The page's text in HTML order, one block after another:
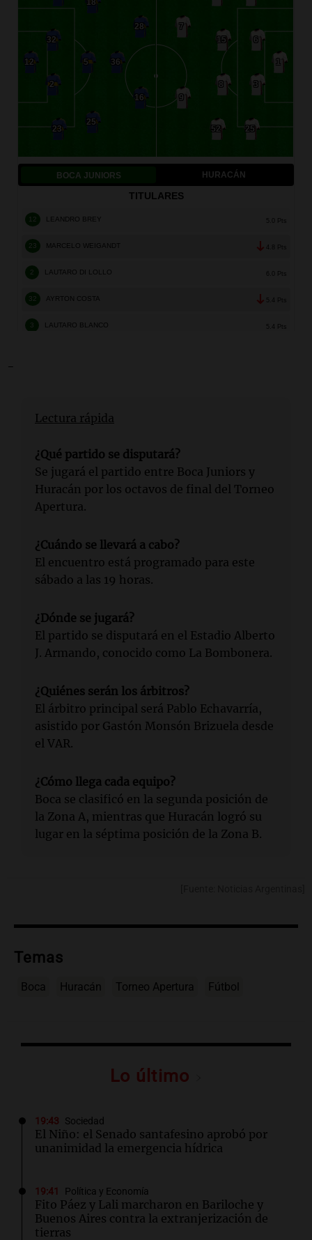
-
Lectura rápida
¿Qué partido se disputará?
Se jugará el partido entre Boca Juniors y
Huracán por los octavos de final del Torneo
Apertura.
¿Cuándo se llevará a cabo?
El encuentro está programado para este
sábado a las 19 horas.
¿Dónde se jugará?
El partido se disputará en el Estadio Alberto
J. Armando, conocido como La Bombonera.
¿Quiénes serán los árbitros?
El árbitro principal será Pablo Echavarría,
asistido por Gastón Monsón Brizuela desde
el VAR.
¿Cómo llega cada equipo?
Boca se clasificó en la segunda posición de
la Zona A, mientras que Huracán logró su
lugar en la séptima posición de la Zona B.
Temas
Boca Huracán Torneo Apertura Fútbol
Lo último
19:43 Sociedad
El Niño: el Senado santafesino aprobó por
unanimidad la emergencia hídrica
19:41 Política y Economía
Fito Páez y Lali marcharon en Bariloche y
Buenos Aires contra la extranjerización de
tierras